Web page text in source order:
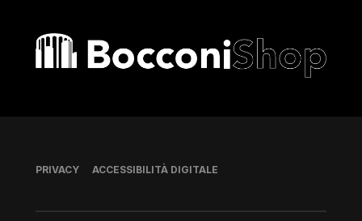
Bocconi shop
Piè di pagina
PRIVACY ACCESSIBILITÀ DIGITALE